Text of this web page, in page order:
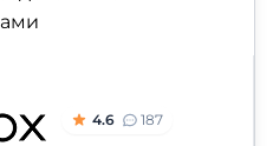
4.6 187